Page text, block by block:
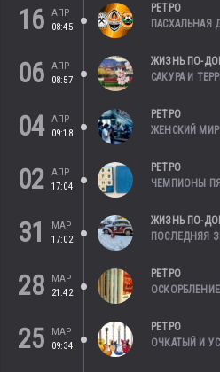
16
АПР
08:45
РЕТРО
ПАСХАЛЬНАЯ
06
АПР
08:57
ЖИЗНЬ ПО-
САКУРА И
04 АПР
09:18
РЕТРО
ЖЕНСКИЙ МИР
02
АПР
17:04
РЕТРО
ЧЕМПИОНЫ
31
МАР
17:02
ЖИЗНЬ ПО-
ПОСЛЕДНЯЯ
28
МАР
21:42
РЕТРО
25
МАР
09:34
РЕТРО
ОЧКАТЫЙ И